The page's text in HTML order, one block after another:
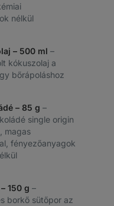
nélkül
– 500 ml –
kókuszolaj a
bőrápoláshoz
– 85 g –
single origin
magas
fényezőanyagok
150 g –
borkő sütőpor az